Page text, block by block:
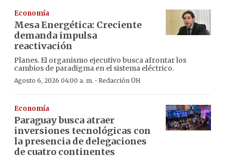
Economía
Mesa Energética: Creciente
demanda impulsa
reactivación
Planes. El organismo ejecutivo busca afrontar los
cambios de paradigma en el sistema eléctrico.
Agosto 6, 2026 04:00 a. m. · Redacción ÚH
Economía
Paraguay busca atraer
inversiones tecnológicas con
la presencia de delegaciones
de cuatro continentes